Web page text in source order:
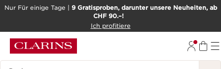
BARRIEREFREIHEITSWERKZEUG
Nur Für einige Tage | 9 Gratisproben, darunter unsere Neuheiten, ab
CHF 90.–!
Ich profitiere
Legende suchen